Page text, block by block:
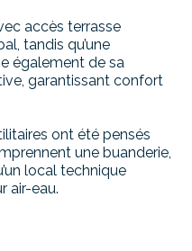
accès terrasse
tandis qu’une
également de sa
garantissant confort
ont été pensés
une buanderie,
local technique
air-eau.